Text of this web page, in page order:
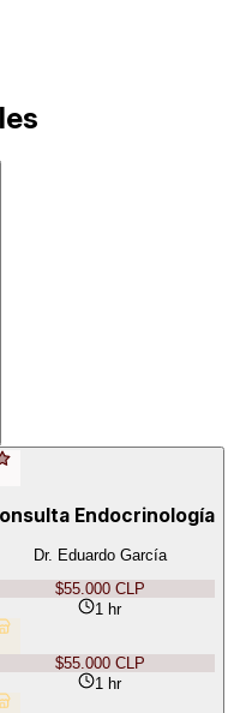
Endocrinología
Dr. Eduardo García
$55.000 CLP
1 hr
$55.000 CLP
1 hr